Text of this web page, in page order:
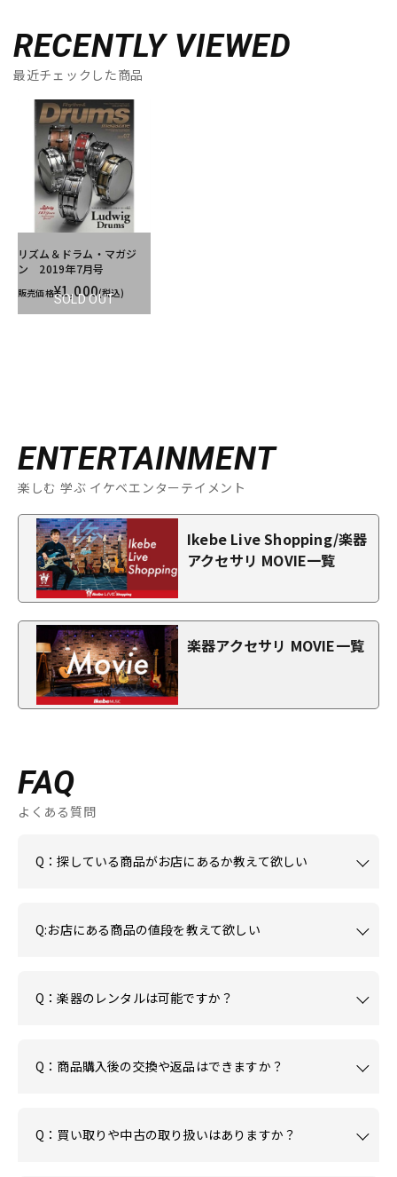
RECENTLY VIEWED
最近チェックした商品
SOLD OUT
リズム＆ドラム・マガジ
ン 2019年7月号
販売価格¥1,000(税込)
ENTERTAINMENT
楽しむ 学ぶ イケベエンターテイメント
Ikebe Live Shopping/楽器
アクセサリ MOVIE一覧
楽器アクセサリ MOVIE一覧
FAQ
よくある質問
Q：探している商品がお店にあるか教えて欲しい
Q:お店にある商品の値段を教えて欲しい
Q：楽器のレンタルは可能ですか？
Q：商品購入後の交換や返品はできますか？
Q：買い取りや中古の取り扱いはありますか？